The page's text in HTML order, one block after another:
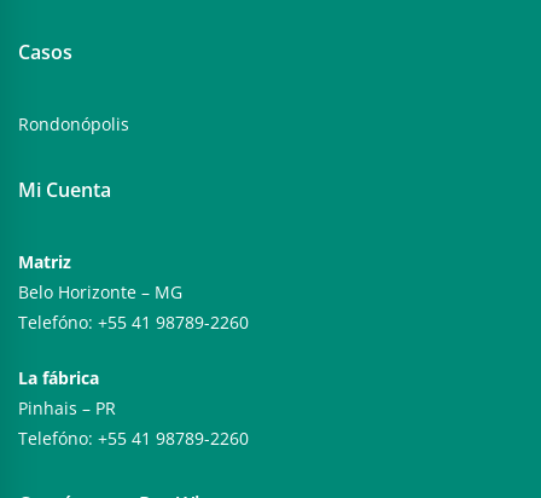
Casos
Rondonópolis
Mi Cuenta
Matriz
Belo Horizonte – MG
Telefóno: +55 41 98789-2260
La fábrica
Pinhais – PR
Telefóno: +55 41 98789-2260